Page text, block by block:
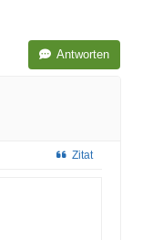
Antworten
Zitat